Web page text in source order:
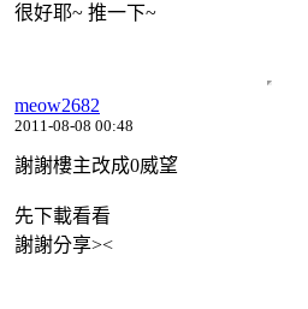
很好耶~ 推一下~
meow2682
2011-08-08 00:48
謝謝樓主改成0威望
先下載看看
謝謝分享><